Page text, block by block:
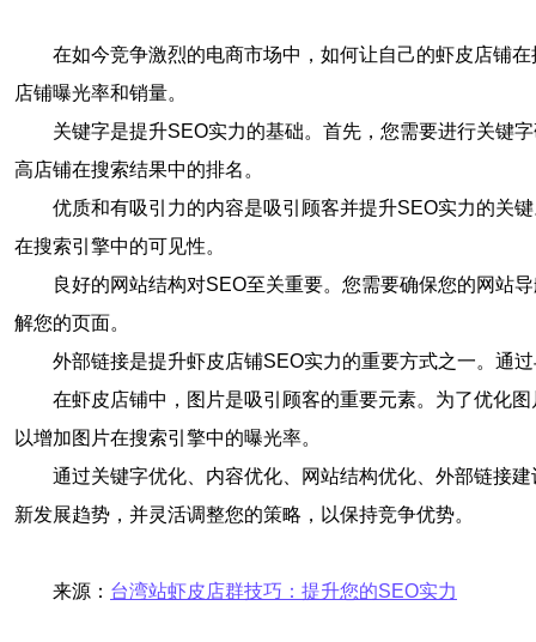
在如今竞争激烈的电商市场中，如何让自己的虾皮店铺
店铺曝光率和销量。
关键字是提升SEO实力的基础。首先，您需要进行关键
高店铺在搜索结果中的排名。
优质和有吸引力的内容是吸引顾客并提升SEO实力的关
在搜索引擎中的可见性。
良好的网站结构对SEO至关重要。您需要确保您的网站
解您的页面。
外部链接是提升虾皮店铺SEO实力的重要方式之一。通
在虾皮店铺中，图片是吸引顾客的重要元素。为了优化
以增加图片在搜索引擎中的曝光率。
通过关键字优化、内容优化、网站结构优化、外部链接
新发展趋势，并灵活调整您的策略，以保持竞争优势。
来源： 台湾站虾皮店群技巧：提升您的SEO实力